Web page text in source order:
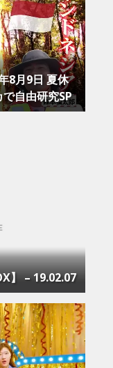
8月9日 夏休
自由研究SP
】 – 19.02.07